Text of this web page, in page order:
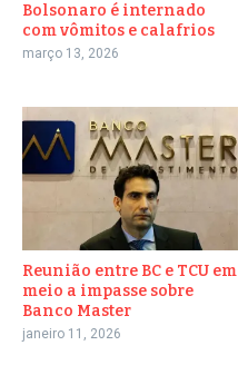
Bolsonaro é internado
com vômitos e calafrios
março 13, 2026
Reunião entre BC e TCU em
meio a impasse sobre
Banco Master
janeiro 11, 2026